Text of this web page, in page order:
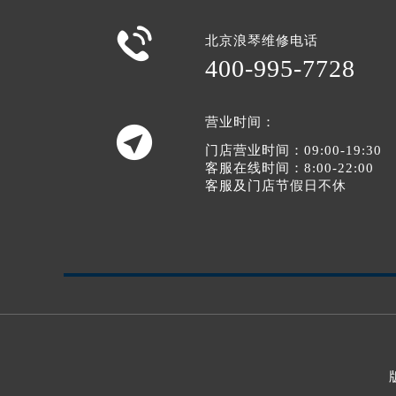
 北京浪琴维修电话
400-995-7728

营业时间：
门店营业时间：09:00-19:30
客服在线时间：8:00-22:00
客服及门店节假日不休